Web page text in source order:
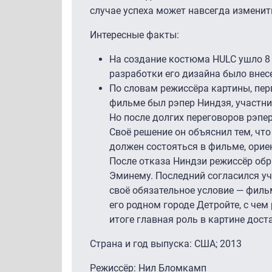
случае успеха может навсегда
Интересные факты:
На создание костюма HULC ушло
разработки его дизайна было
По словам режиссёра картины,
фильме был рэпер Ниндзя,
Но после долгих переговоров
Своё решение он объяснил тем,
должен состояться в фильме,
После отказа Ниндзи режиссёр
Эминему. Последний согласился
своё обязательное условие —
его родном городе Детройте, с
итоге главная роль в картине
Страна и год выпуска: США; 2013
Режиссёр: Нил Бломкамп